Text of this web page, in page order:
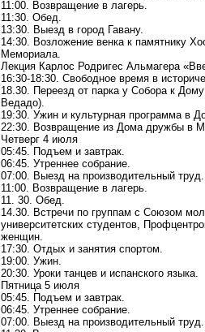
11:00. Возвращение в лагерь.
11:30. Обед.
13:30. Выезд в город Гавану.
14:30. Возложение венка к памятнику
Мемориала.
Лекция Карлос Родригес Альмагера
16:30-18:30. Свободное время в
18.30. Переезд от парка у Собора к
Ведадо).
19:30. Ужин и культурная программа в
22:30. Возвращение из Дома дружбы в
Четверг 4 июля
05:45. Подъем и завтрак.
06:45. Утреннее собрание.
07:00. Выезд на производительный труд.
11:00. Возвращение в лагерь.
11. 30. Обед.
14.30. Встречи по группам с Союзом
университетских студентов,
женщин.
17:30. Отдых и занятия спортом.
19:00. Ужин.
20:30. Уроки танцев и испанского языка.
Пятница 5 июля
05:45. Подъем и завтрак.
06:45. Утреннее собрание.
07:00. Выезд на производительный труд.